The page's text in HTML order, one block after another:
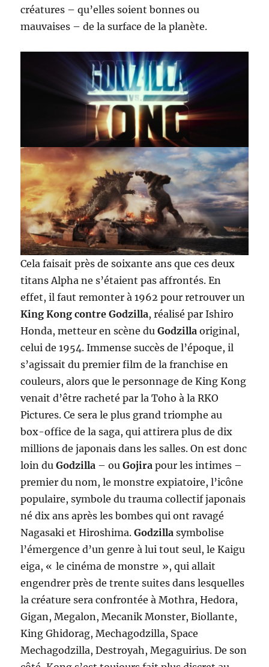
créatures – qu’elles soient bonnes ou
mauvaises – de la surface de la planète.
Cela faisait près de soixante ans que ces deux
titans Alpha ne s’étaient pas affrontés. En
effet, il faut remonter à 1962 pour retrouver un
King Kong contre Godzilla, réalisé par Ishiro
Honda, metteur en scène duGodzilla original,
celui de 1954. Immense succès de l’époque, il
s’agissait du premier film de la franchise en
couleurs, alors que le personnage de King Kong
venait d’être racheté par la Toho à la RKO
Pictures. Ce sera le plus grand triomphe au
box-office de la saga, qui attirera plus de dix
millions de japonais dans les salles. On est donc
loin duGodzilla – ouGojira pour les intimes –
premier du nom, le monstre expiatoire, l’icône
populaire, symbole du trauma collectif japonais
né dix ans après les bombes qui ont ravagé
Nagasaki et Hiroshima.Godzilla symbolise
l’émergence d’un genre à lui tout seul, le Kaigu
eiga, « le cinéma de monstre », qui allait
engendrer près de trente suites dans lesquelles
la créature sera confrontée à Mothra, Hedora,
Gigan, Megalon, Mecanik Monster, Biollante,
King Ghidorag, Mechagodzilla, Space
Mechagodzilla, Destroyah, Megaguirius. De son